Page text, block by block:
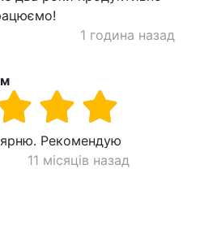
1 година назад
Рекомендую
11 місяців назад